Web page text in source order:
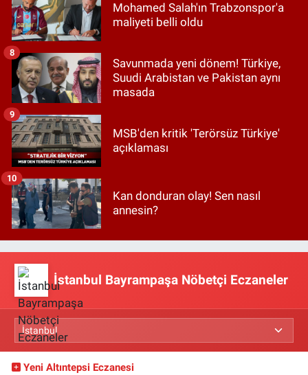
Mohamed Salah'ın Trabzonspor'a
maliyeti belli oldu
Savunmada yeni dönem! Türkiye,
Suudi Arabistan ve Pakistan aynı
masada
8
MSB'den kritik 'Terörsüz Türkiye'
açıklaması
9
Kan donduran olay! Sen nasıl
annesin?
10
İstanbul Bayrampaşa Nöbetçi Eczaneler
Yeni Altıntepsi Eczanesi